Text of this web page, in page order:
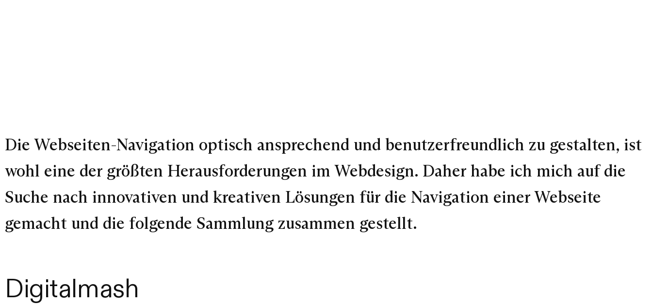
Die Webseiten-Navigation optisch ansprechend und benutzerfreundlich zu gestalten, ist
wohl eine der größten Herausforderungen im Webdesign. Daher habe ich mich auf die
Suche nach innovativen und kreativen Lösungen für die Navigation einer Webseite
gemacht und die folgende Sammlung zusammen gestellt.
Digitalmash